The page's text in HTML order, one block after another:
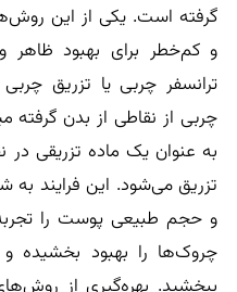
گرفته‌ است. یکی از این
و کم‌خطر برای بهبود
ترانسفر چربی یا تزریق
چربی از نقاطی از بدن
به عنوان یک ماده تزریقی
تزریق می‌شود. این فرایند به
و حجم طبیعی پوست را
چروک‌ها را بهبود بخشیده